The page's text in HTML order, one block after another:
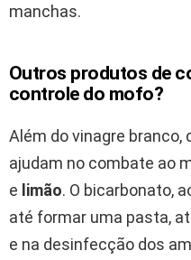
manchas.
Outros produtos de
controle do mofo?
Além do vinagre
ajudam no combate ao
e limão. O bicarbonato,
até formar uma pasta,
e na desinfecção dos